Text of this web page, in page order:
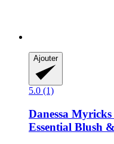
Ajouter
5.0 (1)
Danessa
Essential Blush